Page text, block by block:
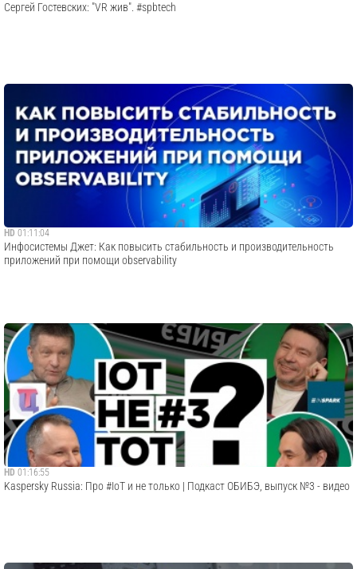
Сергей Гостевских: "VR жив". #spbtech
HD 01:11:04
Инфосистемы Джет: Как повысить стабильность и производительность
приложений при помощи observability
HD 01:16:55
Kaspersky Russia: Про #IoT и не только | Подкаст ОБИБЭ, выпуск №3 - видео